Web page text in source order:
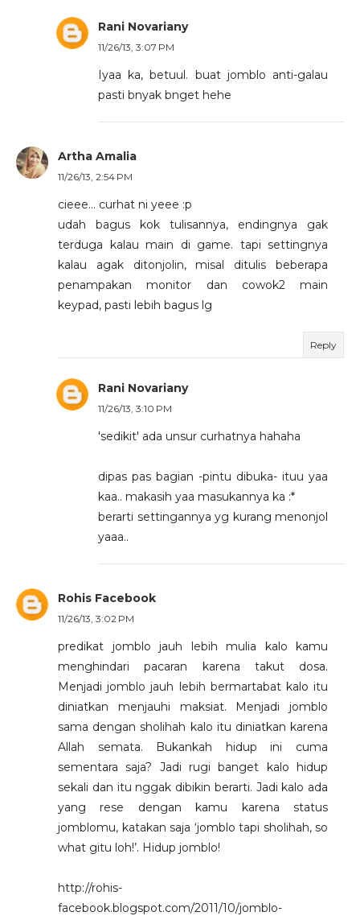
Rani Novariany
11/26/13, 3:07 PM
Iyaa ka, betuul. buat jomblo anti-galau
pasti bnyak bnget hehe
Artha Amalia
11/26/13, 2:54 PM
cieee... curhat ni yeee :p
udah bagus kok tulisannya, endingnya gak
terduga kalau main di game. tapi settingnya
kalau agak ditonjolin, misal ditulis beberapa
penampakan monitor dan cowok2 main
keypad, pasti lebih bagus lg
Reply
Rani Novariany
11/26/13, 3:10 PM
'sedikit' ada unsur curhatnya hahaha
dipas pas bagian -pintu dibuka- ituu yaa
kaa.. makasih yaa masukannya ka :*
berarti settingannya yg kurang menonjol
yaaa..
Rohis Facebook
11/26/13, 3:02 PM
predikat jomblo jauh lebih mulia kalo kamu
menghindari pacaran karena takut dosa.
Menjadi jomblo jauh lebih bermartabat kalo itu
diniatkan menjauhi maksiat. Menjadi jomblo
sama dengan sholihah kalo itu diniatkan karena
Allah semata. Bukankah hidup ini cuma
sementara saja? Jadi rugi banget kalo hidup
sekali dan itu nggak dibikin berarti. Jadi kalo ada
yang rese dengan kamu karena status
jomblomu, katakan saja ‘jomblo tapi sholihah, so
what gitu loh!’. Hidup jomblo!
http://rohis-
facebook.blogspot.com/2011/10/jomblo-